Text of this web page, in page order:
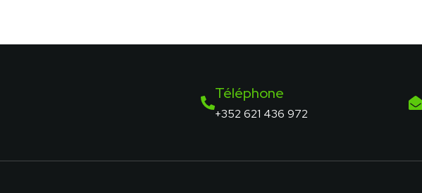
Téléphone
+352 621 436 972